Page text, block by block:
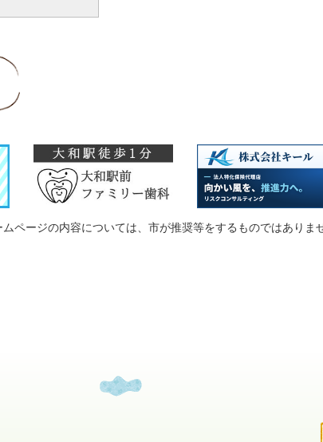
ページの内容については、市が推奨等をするものではありま